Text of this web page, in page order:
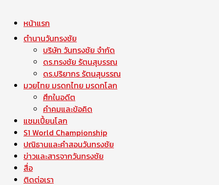
หน้าแรก
ตำนานวันทรงชัย
บริษัท วันทรงชัย จำกัด
ดร.ทรงชัย รัตนสุบรรณ
ดร.ปริยากร รัตนสุบรรณ
มวยไทย มรดกไทย มรดกโลก
ศึกในอดีต
คำคมและข้อคิด
แชมเปี้ยนโลก
S1 World Championship
ปณิธานและคำสอนวันทรงชัย
ข่าวและสารจากวันทรงชัย
สื่อ
ติดต่อเรา